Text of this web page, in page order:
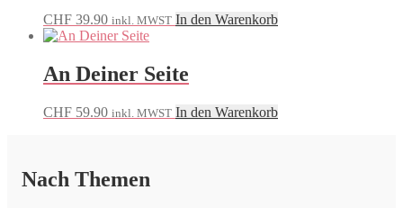
CHF 39.90 inkl. MWST In den Warenkorb
An Deiner Seite
CHF 59.90 inkl. MWST In den Warenkorb
Nach Themen